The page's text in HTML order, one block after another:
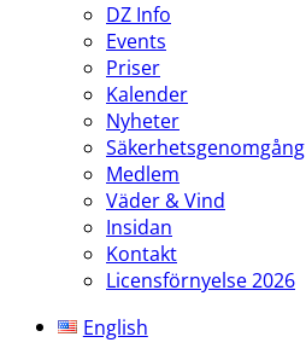
DZ Info
Events
Priser
Kalender
Nyheter
Säkerhetsgenomgång
Medlem
Väder & Vind
Insidan
Kontakt
Licensförnyelse 2026
English